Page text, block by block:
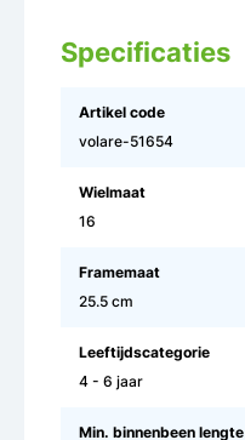
Specificaties
Artikel code
volare-51654
Wielmaat
16
Framemaat
25.5 cm
Leeftijdscategorie
4 - 6 jaar
Min. binnenbeen lengte